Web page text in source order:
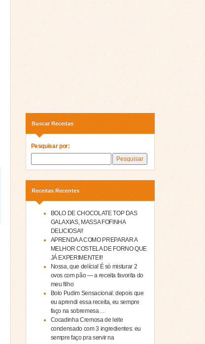
Buscar Receitas
Pesquisar por:
Receitas Recentes
BOLO DE CHOCOLATE TOP DAS
GALAXIAS, MASSA FOFINHA
DELICIOSA!!
APRENDA A COMO PREPARAR A
MELHOR COSTELA DE FORNO QUE
JÁ EXPERIMENTEI!!
Nossa, que delícia! É só misturar 2
ovos com pão — a receita favorita do
meu filho
Bolo Pudim Sensacional: depois que
eu aprendi essa receita, eu sempre
faço na sobremesa…
Cocadinha Cremosa de leite
condensado com 3 ingredientes: eu
sempre faço pra servir na